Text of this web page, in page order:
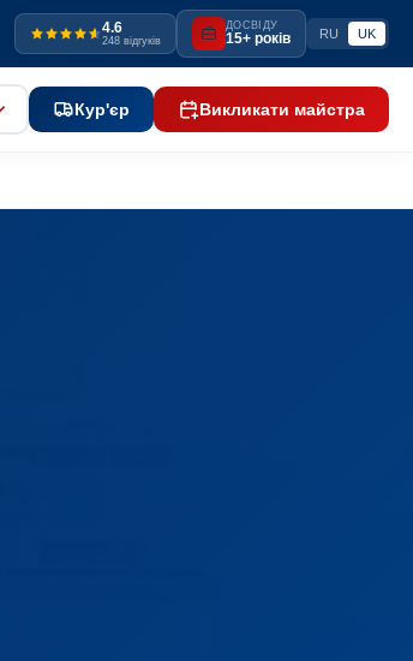
4.6
248 відгуків
ДОСВІДУ
15+ років RU UK
Кур'єр Викликати майстра